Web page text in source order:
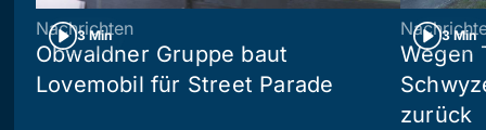
3 Min
Nachrichten
Obwaldner Gruppe baut
Lovemobil für Street Parade
3 Min
Wegen
zurück